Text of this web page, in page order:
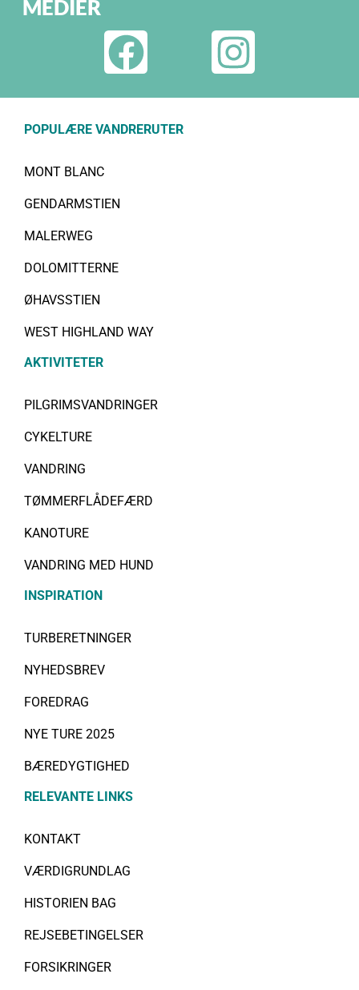
MEDIER
POPULÆRE VANDRERUTER
MONT BLANC
GENDARMSTIEN
MALERWEG
DOLOMITTERNE
ØHAVSSTIEN
WEST HIGHLAND WAY
AKTIVITETER
PILGRIMSVANDRINGER
CYKELTURE
VANDRING
TØMMERFLÅDEFÆRD
KANOTURE
VANDRING MED HUND
INSPIRATION
TURBERETNINGER
NYHEDSBREV
FOREDRAG
NYE TURE 2025
BÆREDYGTIGHED
RELEVANTE LINKS
KONTAKT
VÆRDIGRUNDLAG
HISTORIEN BAG
REJSEBETINGELSER
FORSIKRINGER